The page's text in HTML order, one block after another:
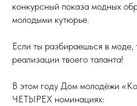
конкурсный показа модных
молодыми кутюрье.
Если ты разбираешься в моде,
реализации твоего таланта!
В этом году Дом молодёжи
ЧЕТЫРЕХ номинациях: